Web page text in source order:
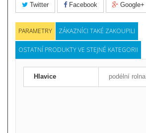
Twitter Facebook Google+
PARAMETRY ZÁKAZNÍCI TAKÉ ZAKOUPILI
OSTATNÍ PRODUKTY VE STEJNÉ KATEGORII
Hlavice podélní rolna